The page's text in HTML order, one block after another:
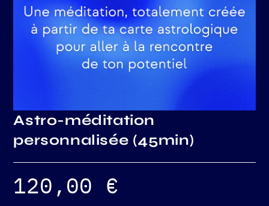
Astro-méditation
personnalisée (45min)
120,00 €